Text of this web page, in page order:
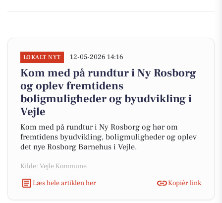
LOKALT NYT 12-05-2026 14:16
Kom med på rundtur i Ny Rosborg
og oplev fremtidens
boligmuligheder og byudvikling i
Vejle
Kom med på rundtur i Ny Rosborg og hør om
fremtidens byudvikling, boligmuligheder og oplev
det nye Rosborg Børnehus i Vejle.
Kilde: Vejle Kommune
Læs hele artiklen her
Kopiér link